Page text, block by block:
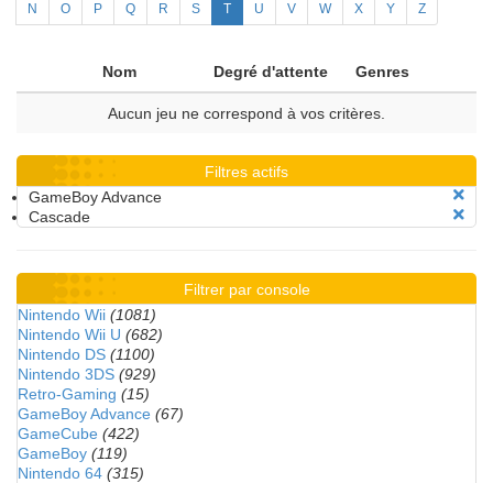
N O P Q R S T U V W X Y Z
Nom Degré d'attente Genres
Aucun jeu ne correspond à vos critères.
Filtres actifs
GameBoy Advance
Cascade
Filtrer par console
Nintendo Wii (1081)
Nintendo Wii U (682)
Nintendo DS (1100)
Nintendo 3DS (929)
Retro-Gaming (15)
GameBoy Advance (67)
GameCube (422)
GameBoy (119)
Nintendo 64 (315)